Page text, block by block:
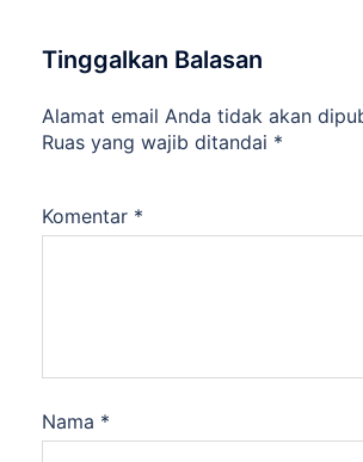
Tinggalkan Balasan
Alamat email Anda tidak akan
Ruas yang wajib ditandai *
Komentar *
Nama *